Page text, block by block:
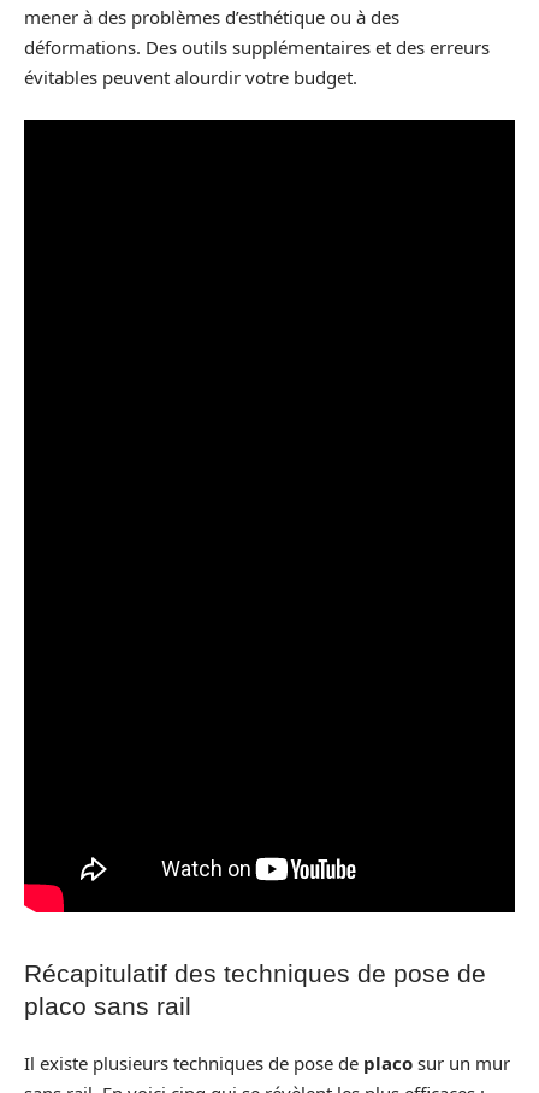
mener à des problèmes d’esthétique ou à des
déformations. Des outils supplémentaires et des erreurs
évitables peuvent alourdir votre budget.
Récapitulatif des techniques de pose de
placo sans rail
Il existe plusieurs techniques de pose de placo sur un mur